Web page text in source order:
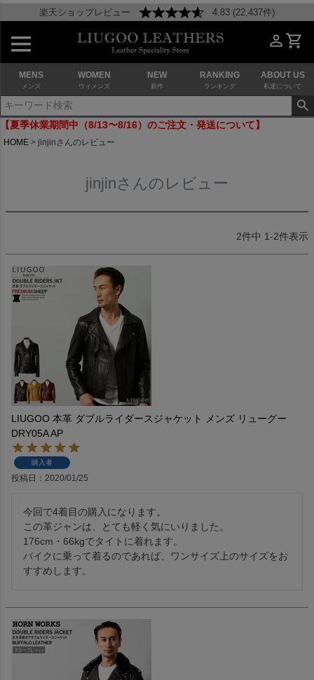
楽天ショップレビュー 4.83 (22,437件)
MENS
メンズ
WOMEN
ウィメンズ
NEW
新作
RANKING
ランキング
ABOUT US
私達について
【夏季休業期間中（8/13〜8/16）のご注文・発送について】
HOME jinjinさんのレビュー
jinjinさんのレビュー
2件中 1-2件表示
LIUGOO 本革 ダブルライダースジャケット メンズ リューグー
DRY05A AP
購入者
投稿日 2020/01/25
今回で4着目の購入になります。
この革ジャンは、とても軽く気にいりました。
176cm・66kgでタイトに着れます。
バイクに乗って着るのであれば、ワンサイズ上のサイズをお
すすめします。